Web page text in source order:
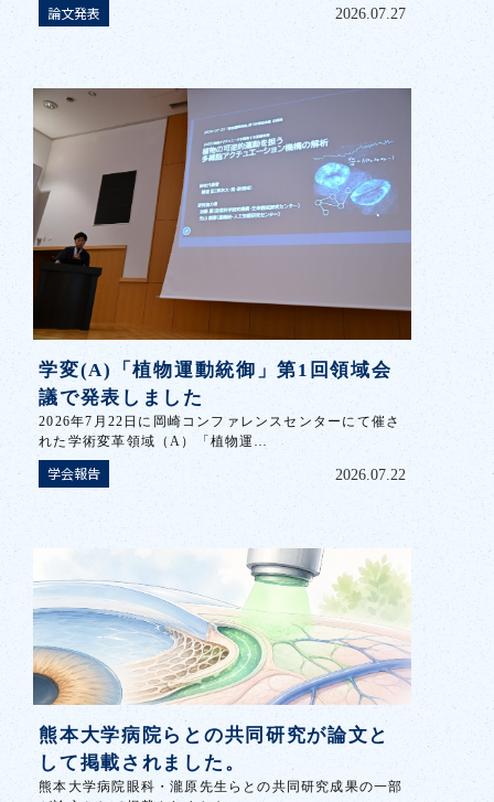
論文発表 2026.07.27
学変(A)「植物運動統御」第1回領域会
議で発表しました
2026年7月22日に岡崎コンファレンスセンターにて催さ
れた学術変革領域（A）「植物運…
学会報告 2026.07.22
熊本大学病院らとの共同研究が論文と
して掲載されました。
熊本大学病院眼科・瀧原先生らとの共同研究成果の一部